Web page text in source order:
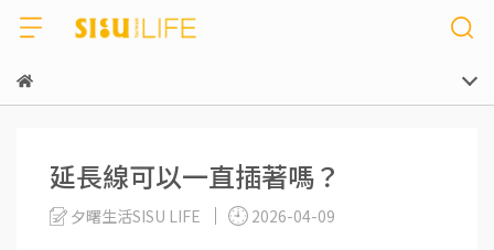
延長線可以一直插著嗎？
夕曙生活SISU LIFE 2026-04-09